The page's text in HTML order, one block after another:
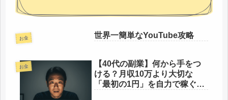
お金 世界一簡単なYouTube攻略
お金
【40代の副業】何から手をつ
ける？月収10万より大切な
「最初の1円」を自力で稼ぐ、